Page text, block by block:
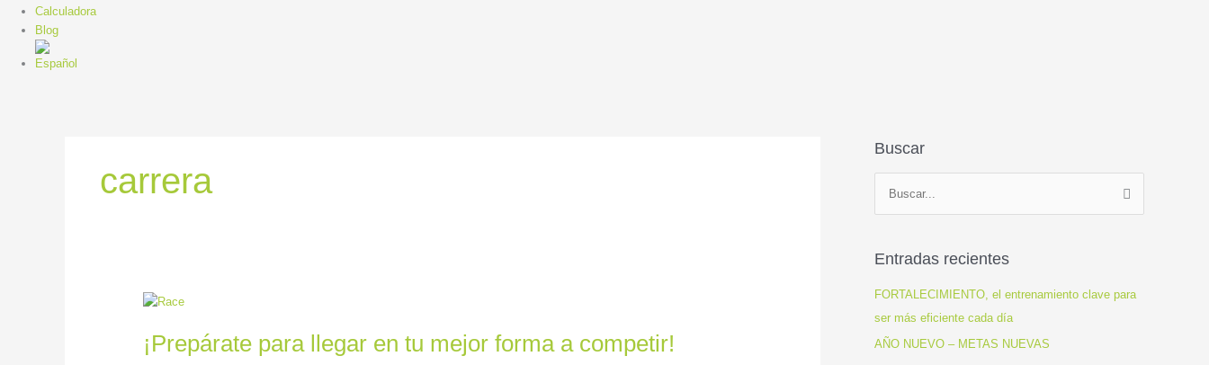
Calculadora
Blog
carrera
¡Prepárate para llegar en tu mejor forma a competir!
¡Prepárate
llegar
en
Buscar
c
a
r
p
Entradas recientes
FORTALECIMIENTO, el entrenamiento clave para
ser más eficiente cada día
AÑO NUEVO – METAS NUEVAS